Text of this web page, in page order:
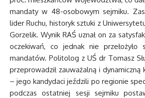
mandaty w 48-osobowym sejmiku.
lider Ruchu, historyk sztuki z
Gorzelik. Wynik RAŚ uznał on za
oczekiwań, co jednak nie przełożyło
mandatów. Politolog z UŚ dr Tomasz
przeprowadził zauważalną i dynamiczną
– jego kandydaci jeździli po regionie
podczas ostatniej sesji sejmiku